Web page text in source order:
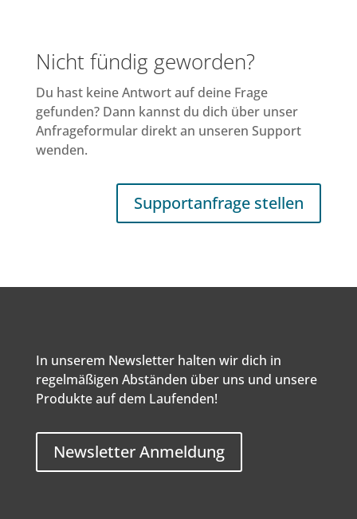
Nicht fündig geworden?
Du hast keine Antwort auf deine Frage
gefunden? Dann kannst du dich über unser
Anfrageformular direkt an unseren Support
wenden.
Supportanfrage stellen
In unserem Newsletter halten wir dich in
regelmäßigen Abständen über uns und unsere
Produkte auf dem Laufenden!
Newsletter Anmeldung